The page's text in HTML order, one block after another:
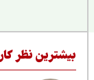
نظر کاربران